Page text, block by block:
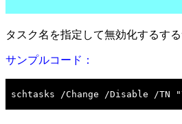
タスク名を指定して無効化するす
サンプルコード：